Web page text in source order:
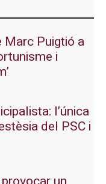
Marc Puigtió a
i
l’única
del PSC i